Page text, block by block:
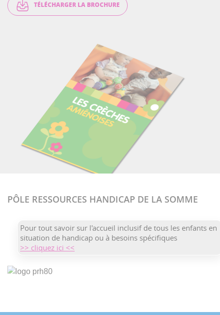
TÉLÉCHARGER LA BROCHURE
PÔLE RESSOURCES HANDICAP DE LA SOMME
Pour tout savoir sur l'accueil inclusif de tous les enfants en
situation de handicap ou à besoins spécifiques
>> cliquez ici <<